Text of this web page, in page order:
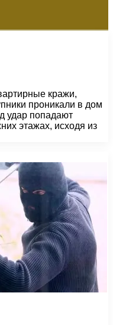
кражи,
проникали в дом
удар попадают
этажах, исходя из